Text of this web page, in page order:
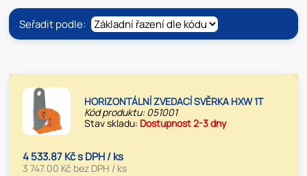
Seřadit podle:
HORIZONTÁLNÍ ZVEDACÍ SVĚRKA HXW 1T
Kód produktu: 051001
Stav skladu: Dostupnost 2-3 dny
4 533.87 Kč s DPH / ks
3 747.00 Kč bez DPH / ks